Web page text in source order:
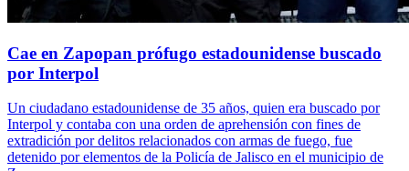
Cae en Zapopan prófugo estadounidense buscado
por Interpol
Un ciudadano estadounidense de 35 años, quien era buscado por
Interpol y contaba con una orden de aprehensión con fines de
extradición por delitos relacionados con armas de fuego, fue
detenido por elementos de la Policía de Jalisco en el municipio de